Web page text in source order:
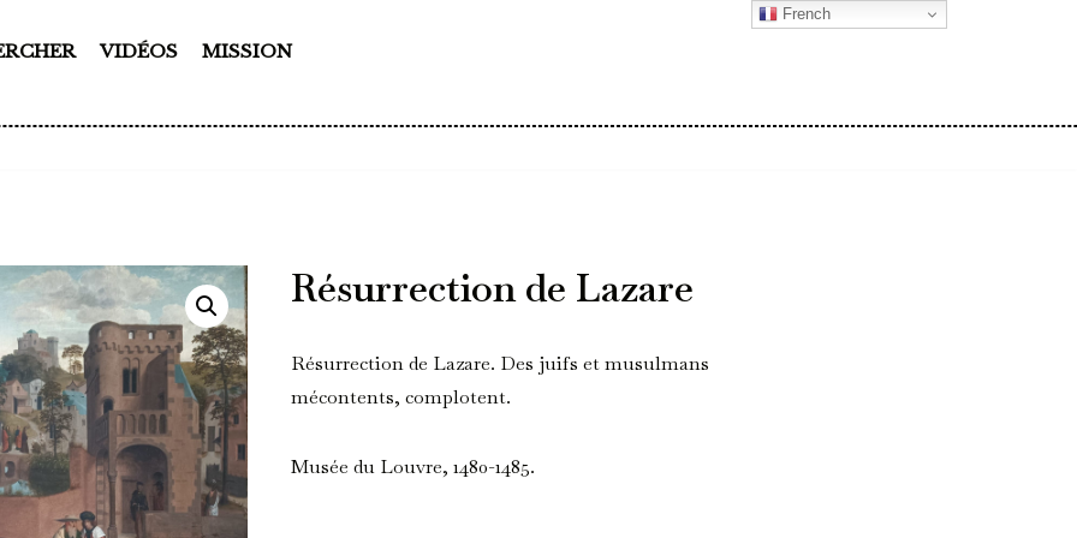
VIDÉOS MISSION
Résurrection de Lazare
Résurrection de Lazare. Des juifs et musulmans
mécontents, complotent.
Musée du Louvre, 1480-1485.
French